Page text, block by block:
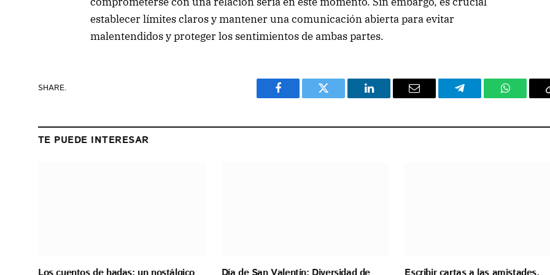
establecer límites claros y mantener una comunicación abierta para evitar
malentendidos y proteger los sentimientos de ambas partes.
SHARE.
Facebook Twitter LinkedIn Email Telegram
TE PUEDE INTERESAR